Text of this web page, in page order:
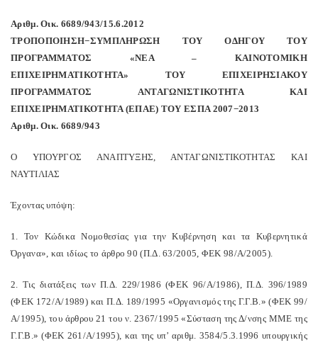
Αριθμ. Οικ. 6689/943/15.6.2012
ΤΡΟΠΟΠΟΙΗΣΗ−ΣΥΜΠΛΗΡΩΣΗ ΤΟΥ ΟΔΗΓΟΥ ΤΟΥ
ΠΡΟΓΡΑΜΜΑΤΟΣ «ΝΕΑ – ΚΑΙΝΟΤΟΜΙΚΗ
ΕΠΙΧΕΙΡΗΜΑΤΙΚΟΤΗΤΑ» ΤΟΥ ΕΠΙΧΕΙΡΗΣΙΑΚΟΥ
ΠΡΟΓΡΑΜΜΑΤΟΣ ΑΝΤΑΓΩΝΙΣΤΙΚΟΤΗΤΑ ΚΑΙ
ΕΠΙΧΕΙΡΗΜΑΤΙΚΟΤΗΤΑ (ΕΠΑΕ) ΤΟΥ ΕΣΠΑ 2007−2013
Αριθμ. Οικ. 6689/943
Ο ΥΠΟΥΡΓΟΣ ΑΝΑΠΤΥΞΗΣ, ΑΝΤΑΓΩΝΙΣΤΙΚΟΤΗΤΑΣ ΚΑΙ
ΝΑΥΤΙΛΙΑΣ
Έχοντας υπόψη:
1. Τον Κώδικα Νομοθεσίας για την Κυβέρνηση και τα Κυβερνητικά
Όργανα», και ιδίως το άρθρο 90 (Π.Δ. 63/2005, ΦΕΚ 98/Α/2005).
2. Τις διατάξεις των Π.Δ. 229/1986 (ΦΕΚ 96/Α/1986), Π.Δ. 396/1989
(ΦΕΚ 172/Α/1989) και Π.Δ. 189/1995 «Οργανισμός της Γ.Γ.Β.» (ΦΕΚ 99/
Α/1995), του άρθρου 21 του ν. 2367/1995 «Σύσταση της Δ/νσης ΜΜΕ της
Γ.Γ.Β.» (ΦΕΚ 261/Α/1995), και της υπ’ αριθμ. 3584/5.3.1996 υπουργικής